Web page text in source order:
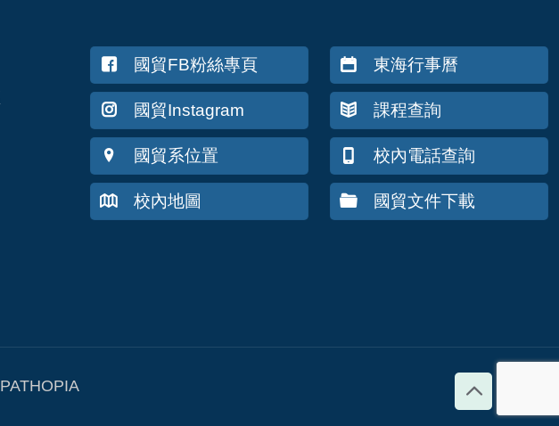
國貿FB粉絲專頁
國貿Instagram
國貿系位置
校內地圖
東海行事曆
課程查詢
校內電話查詢
國貿文件下載
PATHOPIA